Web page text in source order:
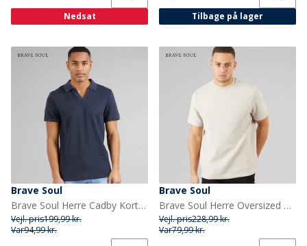
Nedsat Tilbage på lager
Brave Soul
Brave Soul Herre Cadby Kortærmet poloer Blå
Vejl. pris199,99 kr.
Var94,99 kr.
Brave Soul
Brave Soul Herre Oversized Fit Standall T-Shirt Lys Taupe
Vejl. pris228,99 kr.
Var79,99 kr.